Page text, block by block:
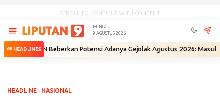
SCROLL TO CONTINUE WITH CONTENT
MINGGU,
9 AGUSTUS 2026
HEADLINES
Beberkan Potensi Adanya Gejolak Agustus 2026: Masuk Fase
HEADLINE › NASIONAL